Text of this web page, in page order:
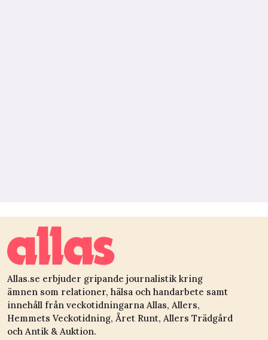
Allas.se erbjuder gripande journalistik kring
ämnen som relationer, hälsa och handarbete samt
innehåll från veckotidningarna Allas, Allers,
Hemmets Veckotidning, Året Runt, Allers Trädgård
och Antik & Auktion.